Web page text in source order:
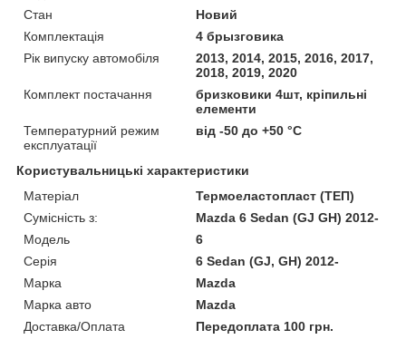
Стан
Новий
Комплектація
4 брызговика
Рік випуску автомобіля
2013, 2014, 2015, 2016, 2017,
2018, 2019, 2020
Комплект постачання
бризковики 4шт, кріпильні
елементи
Температурний режим
експлуатації
від -50 до +50 °C
Користувальницькі характеристики
Матеріал
Термоеластопласт (ТЕП)
Сумісність з:
Mazda 6 Sedan (GJ GH) 2012-
Модель
6
Серія
6 Sedan (GJ, GH) 2012-
Марка
Mazda
Марка авто
Mazda
Доставка/Оплата
Передоплата 100 грн.